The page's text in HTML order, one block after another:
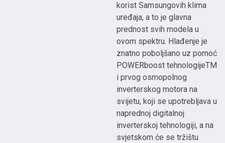
korist Samsungovih klima
uređaja, a to je glavna
prednost svih modela u
ovom spektru. Hlađenje je
znatno poboljšano uz pomoć
POWERboost tehnologijeTM
i prvog osmopolnog
inverterskog motora na
svijetu, koji se upotrebljava u
naprednoj digitalnoj
inverterskoj tehnologiji, a na
svjetskom će se tržištu